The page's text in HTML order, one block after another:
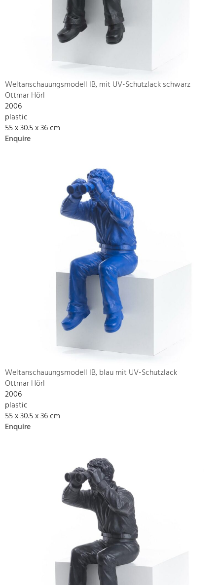
Weltanschauungsmodell IB, mit UV-Schutzlack schwarz
Ottmar Hörl
2006
plastic
55 x 30.5 x 36 cm
Enquire
Weltanschauungsmodell IB, blau mit UV-Schutzlack
Ottmar Hörl
2006
plastic
55 x 30.5 x 36 cm
Enquire